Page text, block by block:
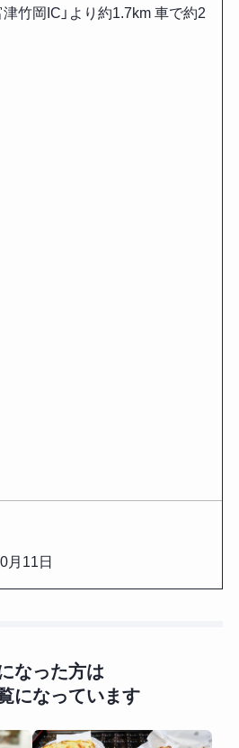
竹岡IC」より約1.7km 車で約2
月11日
なった方は
になっています